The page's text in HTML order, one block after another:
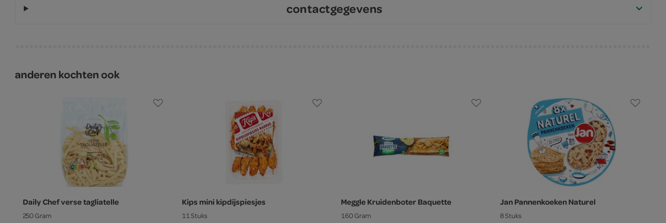
contactgegevens
anderen kochten ook
Daily Chef verse tagliatelle
250 Gram
Kips mini kipdijspiesjes
11 Stuks
Meggle Kruidenboter Baquette
160 Gram
Jan Pannenkoeken Naturel
8 Stuks